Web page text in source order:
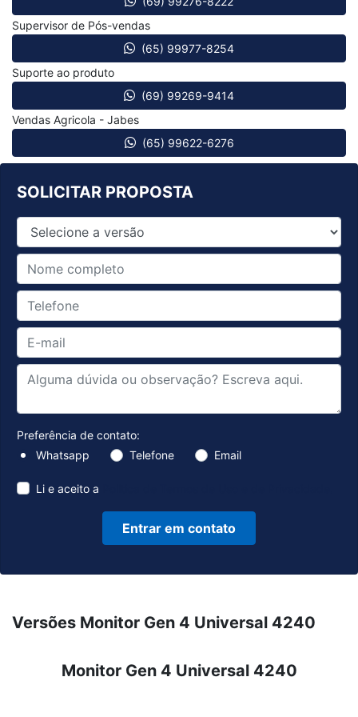
SOLICITAR PROPOSTA
Preferência de contato:
Whatsapp
Telefone Email
Li e aceito a
Entrar em contato
Supervisor de Pós-vendas
(65) 99977-8254
Suporte ao produto
(69) 99269-9414
Vendas Agricola - Jabes
(65) 99622-6276
Versões Monitor Gen 4 Universal 4240
Monitor Gen 4 Universal 4240